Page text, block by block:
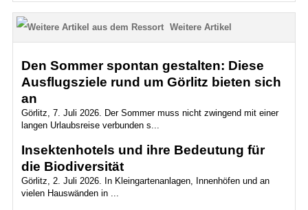
Weitere Artikel
Den Sommer spontan gestalten: Diese
Ausflugsziele rund um Görlitz bieten sich
an
Görlitz, 7. Juli 2026. Der Sommer muss nicht zwingend mit einer
langen Urlaubsreise verbunden s...
Insektenhotels und ihre Bedeutung für
die Biodiversität
Görlitz, 2. Juli 2026. In Kleingartenanlagen, Innenhöfen und an
vielen Hauswänden in ...